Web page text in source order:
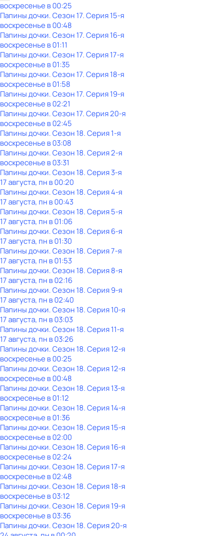
воскресенье в00:25
Папины дочки. Сезон 17. Серия 15-я
воскресенье в00:48
Папины дочки. Сезон 17. Серия 16-я
воскресенье в01:11
Папины дочки. Сезон 17. Серия 17-я
воскресенье в01:35
Папины дочки. Сезон 17. Серия 18-я
воскресенье в01:58
Папины дочки. Сезон 17. Серия 19-я
воскресенье в02:21
Папины дочки. Сезон 17. Серия 20-я
воскресенье в02:45
Папины дочки. Сезон 18. Серия 1-я
воскресенье в03:08
Папины дочки. Сезон 18. Серия 2-я
воскресенье в03:31
Папины дочки. Сезон 18. Серия 3-я
17 августа, пн в 00:20
Папины дочки. Сезон 18. Серия 4-я
17 августа, пн в 00:43
Папины дочки. Сезон 18. Серия 5-я
17 августа, пн в 01:06
Папины дочки. Сезон 18. Серия 6-я
17 августа, пн в 01:30
Папины дочки. Сезон 18. Серия 7-я
17 августа, пн в 01:53
Папины дочки. Сезон 18. Серия 8-я
17 августа, пн в 02:16
Папины дочки. Сезон 18. Серия 9-я
17 августа, пн в 02:40
Папины дочки. Сезон 18. Серия 10-я
17 августа, пн в 03:03
Папины дочки. Сезон 18. Серия 11-я
17 августа, пн в 03:26
Папины дочки. Сезон 18. Серия 12-я
воскресенье в00:25
Папины дочки. Сезон 18. Серия 12-я
воскресенье в00:48
Папины дочки. Сезон 18. Серия 13-я
воскресенье в01:12
Папины дочки. Сезон 18. Серия 14-я
воскресенье в01:36
Папины дочки. Сезон 18. Серия 15-я
воскресенье в02:00
Папины дочки. Сезон 18. Серия 16-я
воскресенье в02:24
Папины дочки. Сезон 18. Серия 17-я
воскресенье в02:48
Папины дочки. Сезон 18. Серия 18-я
воскресенье в03:12
Папины дочки. Сезон 18. Серия 19-я
воскресенье в03:36
Папины дочки. Сезон 18. Серия 20-я